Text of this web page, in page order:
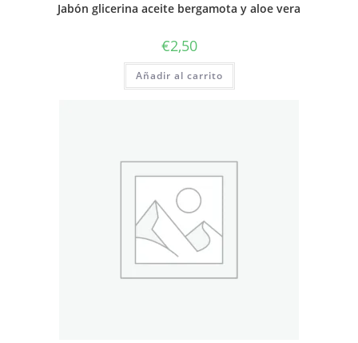
Jabón glicerina aceite bergamota y aloe vera
€2,50
Añadir al carrito